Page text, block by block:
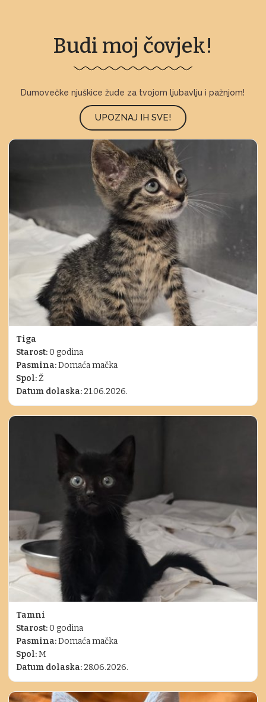
Budi moj čovjek!
Dumovečke njuškice žude za tvojom ljubavlju i pažnjom!
UPOZNAJ IH SVE!
Tiga
Starost:0 godina
Pasmina:Domaća mačka
Spol:Ž
Datum dolaska: 21.06.2026.
Tamni
Starost:0 godina
Pasmina:Domaća mačka
Spol:M
Datum dolaska: 28.06.2026.